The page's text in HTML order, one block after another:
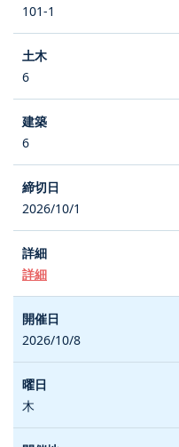
101-1
6
6
2026/10/1
詳細
2026/10/8
木